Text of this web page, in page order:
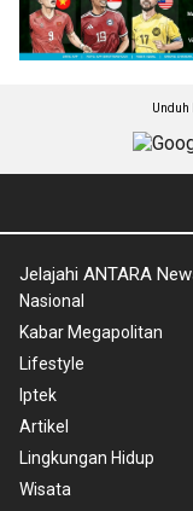
Unduh
Jelajahi ANTARA
Nasional
Kabar Megapolitan
Lifestyle
Iptek
Artikel
Lingkungan Hidup
Wisata